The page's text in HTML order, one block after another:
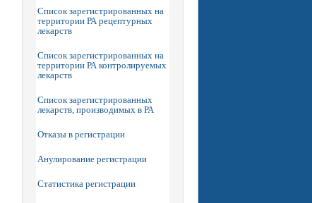
Список зарегистрированных на
территории РА рецептурных
лекарств
Список зарегистрированных на
территории РА контролируемых
лекарств
Список зарегистрированных
лекарств, производимых в РА
Отказы в регистрации
Анулирование регистрации
Статистика регистрации